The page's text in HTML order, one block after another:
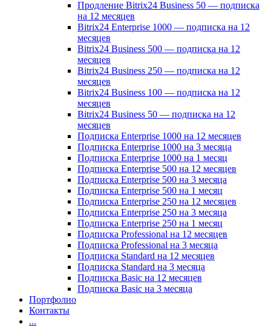
Продление Bitrix24 Business 50 — подписка
на 12 месяцев
Bitrix24 Enterprise 1000 — подписка на 12
месяцев
Bitrix24 Business 500 — подписка на 12
месяцев
Bitrix24 Business 250 — подписка на 12
месяцев
Bitrix24 Business 100 — подписка на 12
месяцев
Bitrix24 Business 50 — подписка на 12
месяцев
Подписка Enterprise 1000 на 12 месяцев
Подписка Enterprise 1000 на 3 месяца
Подписка Enterprise 1000 на 1 месяц
Подписка Enterprise 500 на 12 месяцев
Подписка Enterprise 500 на 3 месяца
Подписка Enterprise 500 на 1 месяц
Подписка Enterprise 250 на 12 месяцев
Подписка Enterprise 250 на 3 месяца
Подписка Enterprise 250 на 1 месяц
Подписка Professional на 12 месяцев
Подписка Professional на 3 месяца
Подписка Standard на 12 месяцев
Подписка Standard на 3 месяца
Подписка Basic на 12 месяцев
Подписка Basic на 3 месяца
Портфолио
Контакты
...